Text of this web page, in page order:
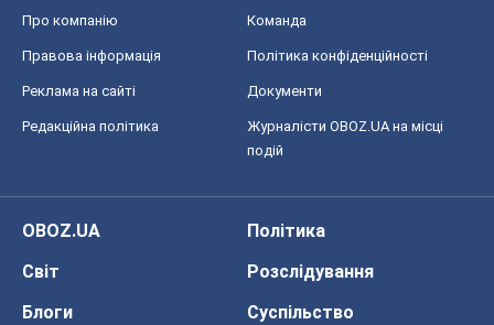
Про компанію Команда
Правова інформація Політика конфіденційності
Реклама на сайті Документи
Редакційна політика
Журналісти OBOZ.UA на місці
подій
OBOZ.UA
Політика
Світ
Розслідування
Блоги
Суспільство